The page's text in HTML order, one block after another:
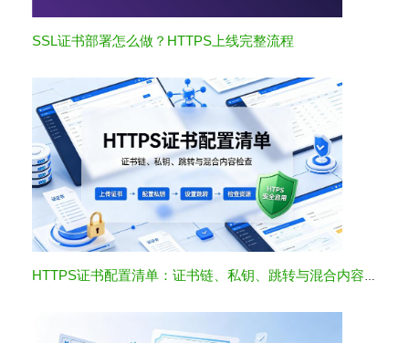
SSL证书部署怎么做？HTTPS上线完整流程
HTTPS证书配置清单：证书链、私钥、跳转与混合内容检查